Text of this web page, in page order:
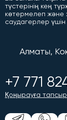
түстерінің кең
көтермелеп және
саудагерлер үшін
Алматы,
+7 771
Қоңырауға